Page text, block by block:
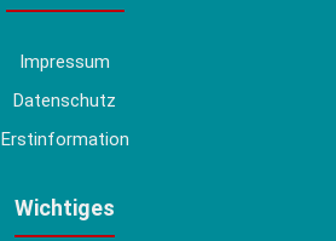
Impressum
Datenschutz
Erstinformation
Wichtiges